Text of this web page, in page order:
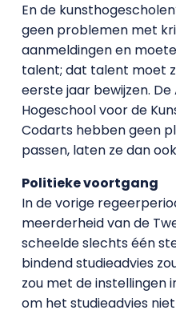
En de
geen problemen met
aanmeldingen en
talent; dat talent moet
eerste jaar bewijzen.
Hogeschool voor de
Codarts hebben geen
passen, laten ze dan
Politieke voortgang
In de vorige
meerderheid van de
scheelde slechts één
bindend studieadvies
zou met de instellingen
om het studieadvies